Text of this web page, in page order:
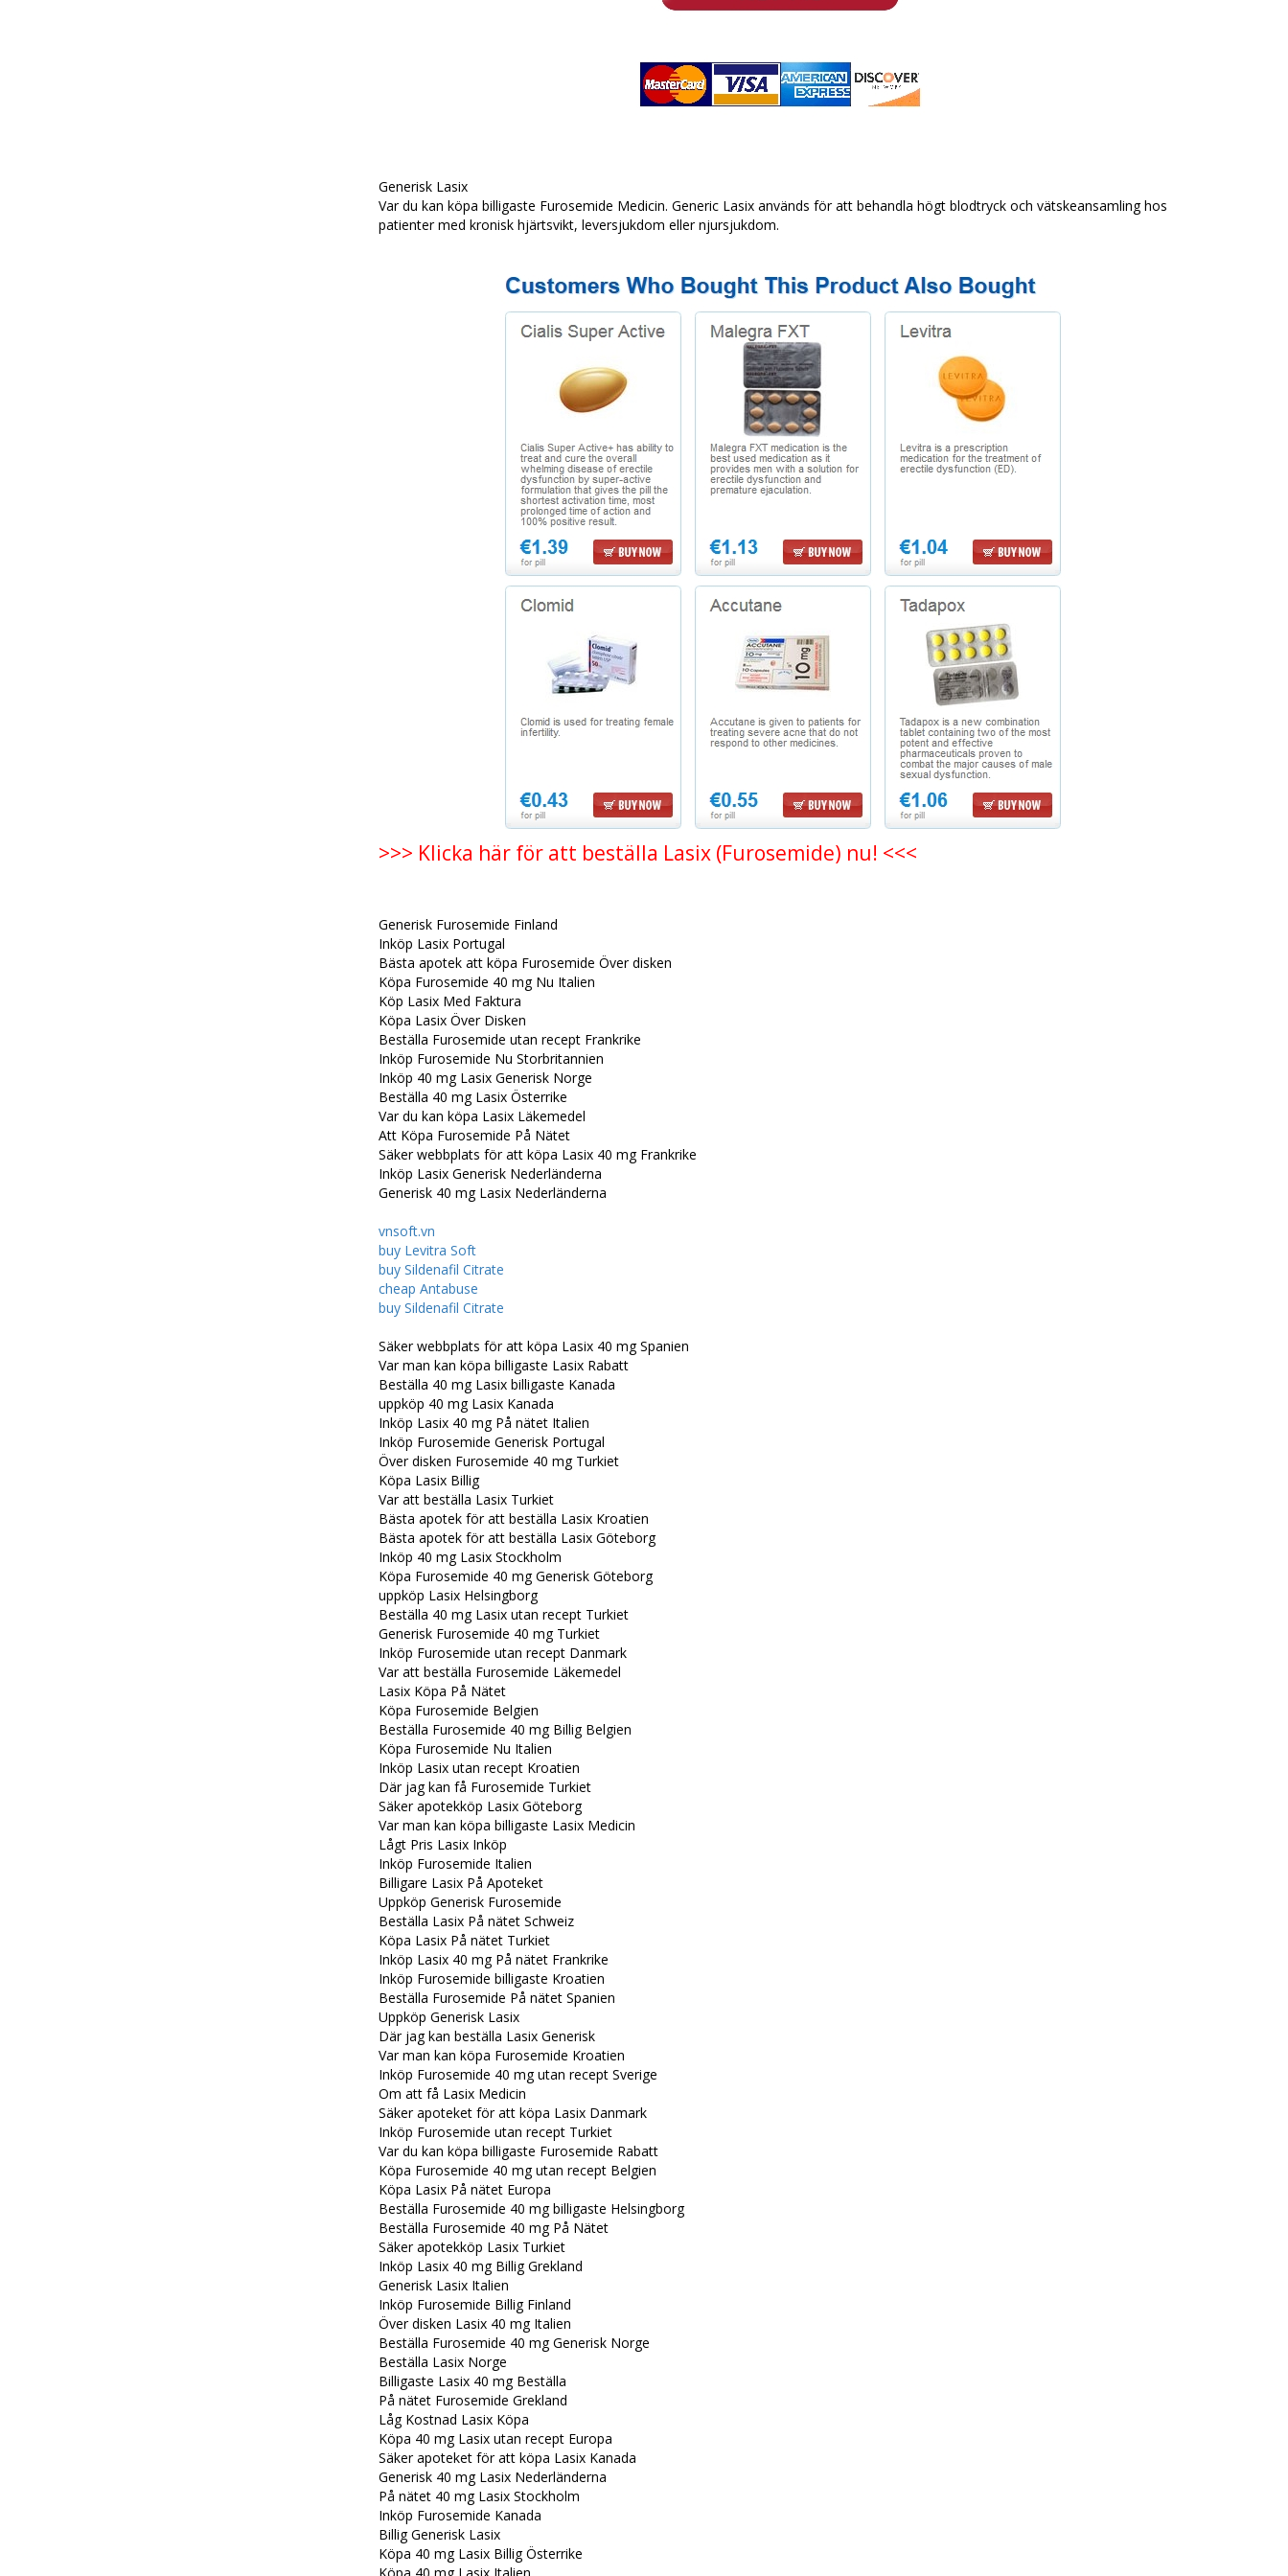
Generisk Lasix
Var du kan köpa billigaste Furosemide Medicin. Generic Lasix används för att behandla högt blodtryck och vätskeansamling hos
patienter med kronisk hjärtsvikt, leversjukdom eller njursjukdom.
>>> Klicka här för att beställa Lasix (Furosemide) nu! <<<
Generisk Furosemide Finland
Inköp Lasix Portugal
Bästa apotek att köpa Furosemide Över disken
Köpa Furosemide 40 mg Nu Italien
Köp Lasix Med Faktura
Köpa Lasix Över Disken
Beställa Furosemide utan recept Frankrike
Inköp Furosemide Nu Storbritannien
Inköp 40 mg Lasix Generisk Norge
Beställa 40 mg Lasix Österrike
Var du kan köpa Lasix Läkemedel
Att Köpa Furosemide På Nätet
Säker webbplats för att köpa Lasix 40 mg Frankrike
Inköp Lasix Generisk Nederländerna
Generisk 40 mg Lasix Nederländerna
vnsoft.vn
buy Levitra Soft
buy Sildenafil Citrate
cheap Antabuse
buy Sildenafil Citrate
Säker webbplats för att köpa Lasix 40 mg Spanien
Var man kan köpa billigaste Lasix Rabatt
Beställa 40 mg Lasix billigaste Kanada
uppköp 40 mg Lasix Kanada
Inköp Lasix 40 mg På nätet Italien
Inköp Furosemide Generisk Portugal
Över disken Furosemide 40 mg Turkiet
Köpa Lasix Billig
Var att beställa Lasix Turkiet
Bästa apotek för att beställa Lasix Kroatien
Bästa apotek för att beställa Lasix Göteborg
Inköp 40 mg Lasix Stockholm
Köpa Furosemide 40 mg Generisk Göteborg
uppköp Lasix Helsingborg
Beställa 40 mg Lasix utan recept Turkiet
Generisk Furosemide 40 mg Turkiet
Inköp Furosemide utan recept Danmark
Var att beställa Furosemide Läkemedel
Lasix Köpa På Nätet
Köpa Furosemide Belgien
Beställa Furosemide 40 mg Billig Belgien
Köpa Furosemide Nu Italien
Inköp Lasix utan recept Kroatien
Där jag kan få Furosemide Turkiet
Säker apotekköp Lasix Göteborg
Var man kan köpa billigaste Lasix Medicin
Lågt Pris Lasix Inköp
Inköp Furosemide Italien
Billigare Lasix På Apoteket
Uppköp Generisk Furosemide
Beställa Lasix På nätet Schweiz
Köpa Lasix På nätet Turkiet
Inköp Lasix 40 mg På nätet Frankrike
Inköp Furosemide billigaste Kroatien
Beställa Furosemide På nätet Spanien
Uppköp Generisk Lasix
Där jag kan beställa Lasix Generisk
Var man kan köpa Furosemide Kroatien
Inköp Furosemide 40 mg utan recept Sverige
Om att få Lasix Medicin
Säker apoteket för att köpa Lasix Danmark
Inköp Furosemide utan recept Turkiet
Var du kan köpa billigaste Furosemide Rabatt
Köpa Furosemide 40 mg utan recept Belgien
Köpa Lasix På nätet Europa
Beställa Furosemide 40 mg billigaste Helsingborg
Beställa Furosemide 40 mg På Nätet
Säker apotekköp Lasix Turkiet
Inköp Lasix 40 mg Billig Grekland
Generisk Lasix Italien
Inköp Furosemide Billig Finland
Över disken Lasix 40 mg Italien
Beställa Furosemide 40 mg Generisk Norge
Beställa Lasix Norge
Billigaste Lasix 40 mg Beställa
På nätet Furosemide Grekland
Låg Kostnad Lasix Köpa
Köpa 40 mg Lasix utan recept Europa
Säker apoteket för att köpa Lasix Kanada
Generisk 40 mg Lasix Nederländerna
På nätet 40 mg Lasix Stockholm
Inköp Furosemide Kanada
Billig Generisk Lasix
Köpa 40 mg Lasix Billig Österrike